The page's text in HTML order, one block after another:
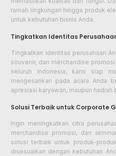
ramah lingkungan hingga produk
untuk kebutuhan bisnis Anda.
Tingkatkan Identitas
Tingkatkan identitas perusahaan
souvenir, dan merchandise
seluruh Indonesia, kami siap
mengesankan pada acara Anda
apresiasi karyawan, maupun hadiah
Solusi Terbaik untuk Corporate
Ingin meningkatkan citra
merchandise promosi, dan
solusi terbaik untuk produk-
disesuaikan dengan kebutuhan